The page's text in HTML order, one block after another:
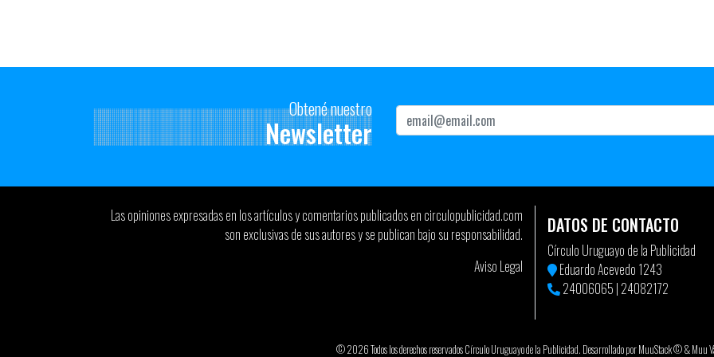
Obtené nuestro
Newsletter
Las opiniones expresadas en los artículos y comentarios publicados en circulopublicidad.com
son exclusivas de sus autores y se publican bajo su responsabilidad.
Aviso Legal
DATOS DE CONTACTO
Círculo Uruguayo de la Publicidad
Eduardo Acevedo 1243
24006065 | 24082172
© 2026 Todos los derechos reservados Círculo Uruguayo de la Publicidad. Desarrollado porMuuStack ©&Muu